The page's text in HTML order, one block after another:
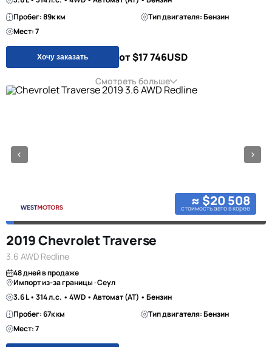
Пробег: 89к км
Тип двигателя: Бензин
Мест: 7
Хочу заказать от $17 746USD
Смотреть больше
≈ $20 508
стоимость авто в корее
2019 Chevrolet Traverse
3.6 AWD Redline
48 дней в продаже
Импорт из-за границы · Сеул
3.6 L • 314 л.с. • 4WD • Автомат (AT) • Бензин
Пробег: 67к км
Тип двигателя: Бензин
Мест: 7